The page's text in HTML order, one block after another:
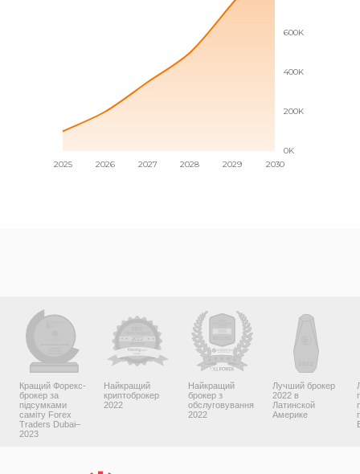
Кращий Форекс-
брокер за
підсумками
саміту Forex
Traders Dubai–
2023
Найкращий
криптоброкер
2022
Найкращий
брокер з
обслуговування
2022
Лучший брокер
2022 в
Латинской
Америке